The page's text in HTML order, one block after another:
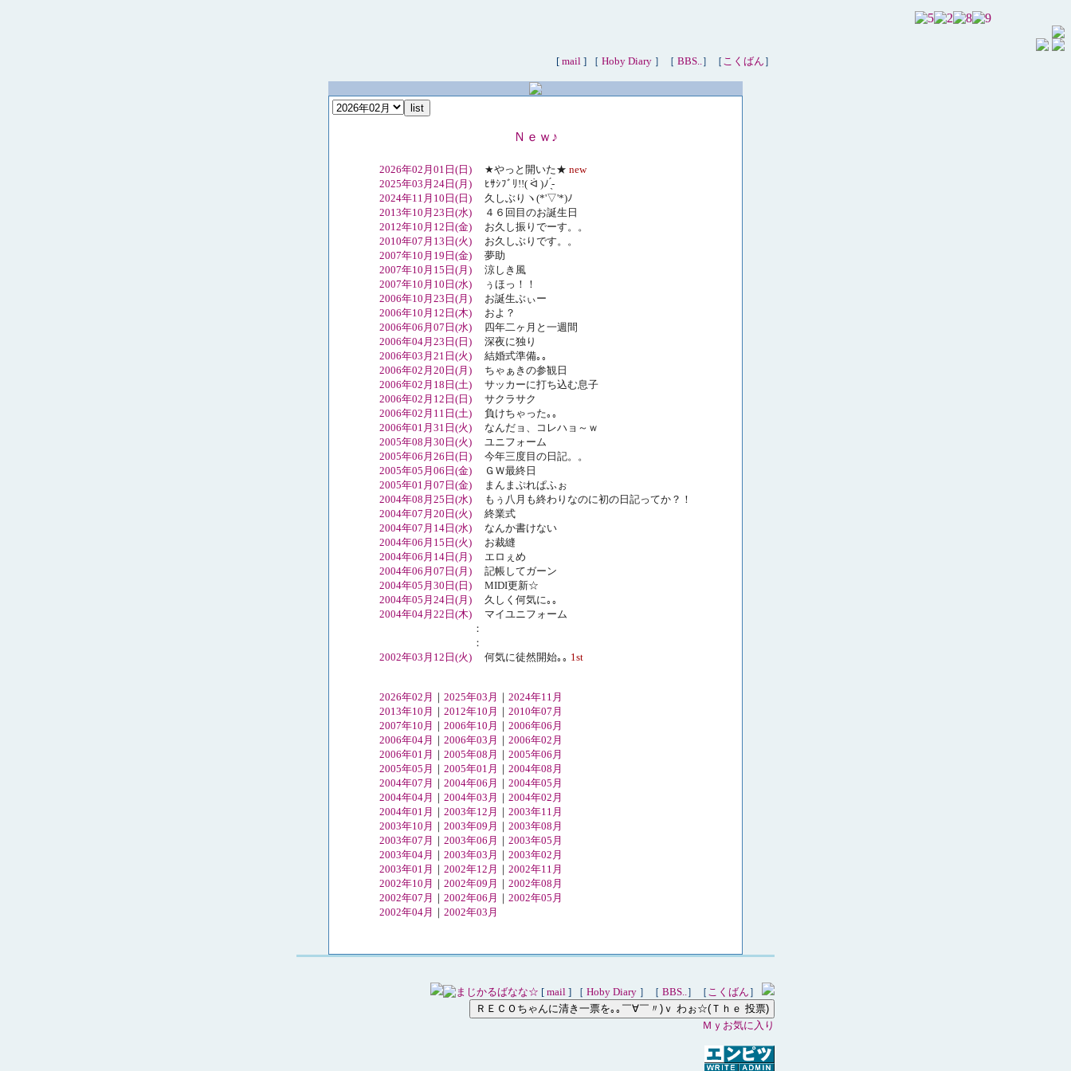
[ mail ] ［ Hoby Diary ］［ BBS..］［ こくばん ］
Ｎｅｗ♪
2026年02月01日(日) ★やっと開いた★ new
2025年03月24日(月) ﾋｻｼﾌﾞﾘ!!( ᐛ )ﾉ ̖́-
2024年11月10日(日) 久しぶりヽ(*'▽'*)ﾉ
2013年10月23日(水) ４６回目のお誕生日
2012年10月12日(金) お久し振りでーす。。
2010年07月13日(火) お久しぶりです。。
2007年10月19日(金) 夢助
2007年10月15日(月) 涼しき風
2007年10月10日(水) ぅほっ！！
2006年10月23日(月) お誕生ぶぃー
2006年10月12日(木) およ？
2006年06月07日(水) 四年二ヶ月と一週間
2006年04月23日(日) 深夜に独り
2006年03月21日(火) 結婚式準備｡｡
2006年02月20日(月) ちゃぁきの参観日
2006年02月18日(土) サッカーに打ち込む息子
2006年02月12日(日) サクラサク
2006年02月11日(土) 負けちゃった｡｡
2006年01月31日(火) なんだョ、コレハョ～ｗ
2005年08月30日(火) ユニフォーム
2005年06月26日(日) 今年三度目の日記。。
2005年05月06日(金) ＧＷ最終日
2005年01月07日(金) まんまぷれぱふぉ
2004年08月25日(水) もぅ八月も終わりなのに初の日記ってか？！
2004年07月20日(火) 終業式
2004年07月14日(水) なんか書けない
2004年06月15日(火) お裁縫
2004年06月14日(月) エロぇめ
2004年06月07日(月) 記帳してガーン
2004年05月30日(日) MIDI更新☆
2004年05月24日(月) 久しく何気に｡｡
2004年04月22日(木) マイユニフォーム
：
：
2002年03月12日(火) 何気に徒然開始｡｡ 1st
2026年02月 ｜ 2025年03月 ｜ 2024年11月
2013年10月 ｜ 2012年10月 ｜ 2010年07月
2007年10月 ｜ 2006年10月 ｜ 2006年06月
2006年04月 ｜ 2006年03月 ｜ 2006年02月
2006年01月 ｜ 2005年08月 ｜ 2005年06月
2005年05月 ｜ 2005年01月 ｜ 2004年08月
2004年07月 ｜ 2004年06月 ｜ 2004年05月
2004年04月 ｜ 2004年03月 ｜ 2004年02月
2004年01月 ｜ 2003年12月 ｜ 2003年11月
2003年10月 ｜ 2003年09月 ｜ 2003年08月
2003年07月 ｜ 2003年06月 ｜ 2003年05月
2003年04月 ｜ 2003年03月 ｜ 2003年02月
2003年01月 ｜ 2002年12月 ｜ 2002年11月
2002年10月 ｜ 2002年09月 ｜ 2002年08月
2002年07月 ｜ 2002年06月 ｜ 2002年05月
2002年04月 ｜ 2002年03月
[ mail ] ［ Hoby Diary ］［ BBS..］［ こくばん ］
Ｍｙお気に入り